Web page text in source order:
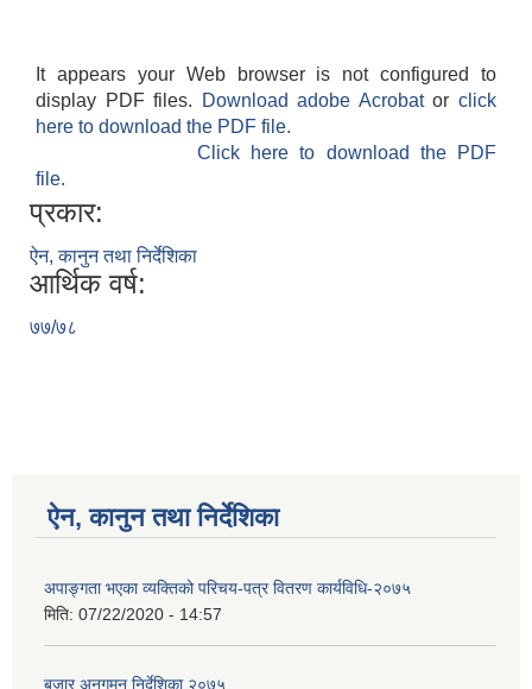
It appears your Web browser is not configured to
display PDF files.
Download adobe Acrobatorclick
here to download the PDF file.
Click here to download the PDF
file.
प्रकार:
ऐन, कानुन तथा निर्देशिका
आर्थिक वर्ष:
७७/७८
ऐन, कानुन तथा निर्देशिका
अपाङ्गता भएका व्यक्तिको परिचय-पत्र वितरण कार्यविधि-२०७५
मिति: 07/22/2020 - 14:57
बजार अनुगमन निर्देशिका,२०७५